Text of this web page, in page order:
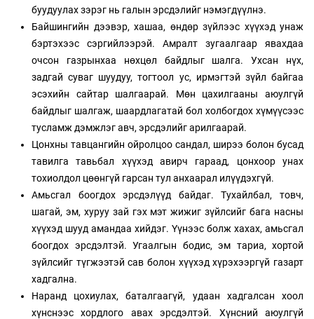
буудуулах зэрэг нь галын эрсдэлийг нэмэгдүүлнэ.
Байшингийн дээвэр, хашаа, өндөр зүйлээс хүүхэд унаж
бэртэхээс сэргийлээрэй. Амралт зугаалгаар явахдаа
очсон газрынхаа нөхцөл байдлыг шалга. Ухсан нүх,
задгай суваг шуудуу, тогтоол ус, ирмэгтэй зүйл байгаа
эсэхийн сайтар шалгаарай. Мөн цахилгааны аюулгүй
байдлыг шалгаж, шаардлагатай бол холбогдох хүмүүсээс
тусламж дэмжлэг авч, эрсдэлийг арилгаарай.
Цонхны тавцангийн ойролцоо сандал, ширээ болон бусад
тавилга тавьбал хүүхэд авирч гараад, цонхоор унах
тохиолдол цөөнгүй гарсан тул анхаарал илүүдэхгүй.
Амьсгал боогдох эрсдэлүүд байдаг. Тухайлбал, товч,
шагай, эм, хуруу зай гэх мэт жижиг зүйлсийг бага насны
хүүхэд шууд амандаа хийдэг. Үүнээс болж хахах, амьсгал
боогдох эрсдэлтэй. Угаалгын бодис, эм тариа, хортой
зүйлсийг түгжээтэй сав болон хүүхэд хүрэхээргүй газарт
хадгална.
Наранд цохиулах, баталгаагүй, удаан хадгалсан хоол
хүнснээс хордлого авах эрсдэлтэй. Хүнсний аюулгүй